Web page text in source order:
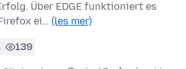
Über EDGE funktioniert es
ei… (les mer)
139